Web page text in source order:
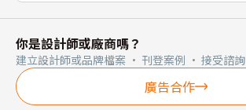
你是設計師或廠商嗎？
建立設計師或品牌檔案 · 刊登案例 · 接受諮詢
廣告合作